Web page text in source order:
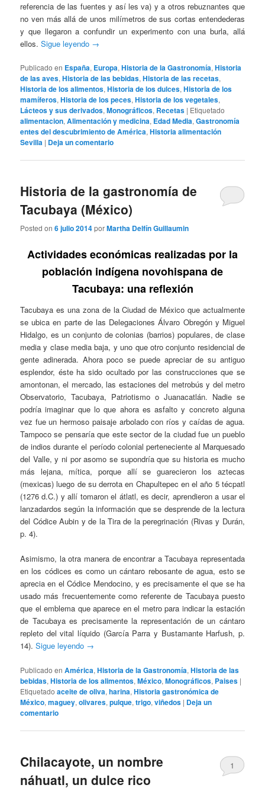
referencia de las fuentes y así les va) y a otros rebuznantes que
no ven más allá de unos milímetros de sus cortas entendederas
y que llegaron a confundir un experimento con una burla, allá
ellos.Sigue leyendo →
Publicado en España, Europa,Historia de la Gastronomía,Historia
de las aves,Historia de las bebidas,Historia de las recetas,
Historia de los alimentos,Historia de los dulces,Historia de los
mamíferos,Historia de los peces,Historia de los vegetales,
Lácteos y sus derivados,Monográficos, Recetas | Etiquetado
alimentacion,Alimentación y medicina, Edad Media,Gastronomía
entes del descubrimiento de América,Historia alimentación
Sevilla | Deja un comentario
Historia de la gastronomía de
Tacubaya (México)
Posted on6 julio 2014porMartha Delfín Guillaumin
Actividades económicas realizadas por la
población indígena novohispana de
Tacubaya: una reflexión
Tacubaya es una zona de la Ciudad de México que actualmente
se ubica en parte de las Delegaciones Álvaro Obregón y Miguel
Hidalgo, es un conjunto de colonias (barrios) populares, de clase
media y clase media baja, y uno que otro conjunto residencial de
gente adinerada. Ahora poco se puede apreciar de su antiguo
esplendor, éste ha sido ocultado por las construcciones que se
amontonan, el mercado, las estaciones del metrobús y del metro
Observatorio, Tacubaya, Patriotismo o Juanacatlán. Nadie se
podría imaginar que lo que ahora es asfalto y concreto alguna
vez fue un hermoso paisaje arbolado con ríos y caídas de agua.
Tampoco se pensaría que este sector de la ciudad fue un pueblo
de indios durante el período colonial perteneciente al Marquesado
del Valle, y ni por asomo se supondría que su historia es mucho
más lejana, mítica, porque allí se guarecieron los aztecas
(mexicas) luego de su derrota en Chapultepec en el año 5 técpatl
(1276 d.C.) y allí tomaron el átlatl, es decir, aprendieron a usar el
lanzadardos según la información que se desprende de la lectura
del Códice Aubin y de la Tira de la peregrinación (Rivas y Durán,
p. 4).
Asimismo, la otra manera de encontrar a Tacubaya representada
en los códices es como un cántaro rebosante de agua, esto se
aprecia en el Códice Mendocino, y es precisamente el que se ha
usado más frecuentemente como referente de Tacubaya puesto
que el emblema que aparece en el metro para indicar la estación
de Tacubaya es precisamente la representación de un cántaro
repleto del vital líquido (García Parra y Bustamante Harfush, p.
14).Sigue leyendo →
Publicado en América,Historia de la Gastronomía,Historia de las
bebidas,Historia de los alimentos,México,Monográficos, Paises |
Etiquetado aceite de oliva,harina,Historia gastronómica de
México,maguey,olivares,pulque,trigo,viñedos | Deja un
comentario
Chilacayote, un nombre
náhuatl, un dulce rico
1